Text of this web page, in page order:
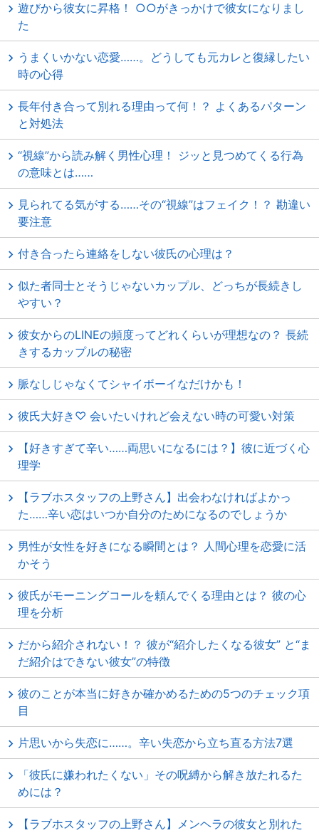
遊びから彼女に昇格！ ○○がきっかけで彼女になりまし
た
うまくいかない恋愛……。どうしても元カレと復縁したい
時の心得
長年付き合って別れる理由って何！？ よくあるパターン
と対処法
“視線”から読み解く男性心理！ ジッと見つめてくる行為
の意味とは……
見られてる気がする……その“視線”はフェイク！？ 勘違い
要注意
付き合ったら連絡をしない彼氏の心理は？
似た者同士とそうじゃないカップル、どっちが長続きし
やすい？
彼女からのLINEの頻度ってどれくらいが理想なの？ 長続
きするカップルの秘密
脈なしじゃなくてシャイボーイなだけかも！
彼氏大好き♡ 会いたいけれど会えない時の可愛い対策
【好きすぎて辛い……両思いになるには？】彼に近づく心
理学
【ラブホスタッフの上野さん】出会わなければよかっ
た……辛い恋はいつか自分のためになるのでしょうか
男性が女性を好きになる瞬間とは？ 人間心理を恋愛に活
かそう
彼氏がモーニングコールを頼んでくる理由とは？ 彼の心
理を分析
だから紹介されない！？ 彼が“紹介したくなる彼女” と“ま
だ紹介はできない彼女”の特徴
彼のことが本当に好きか確かめるための5つのチェック項
目
片思いから失恋に……。辛い失恋から立ち直る方法7選
「彼氏に嫌われたくない」その呪縛から解き放たれるた
めには？
【ラブホスタッフの上野さん】メンヘラの彼女と別れた